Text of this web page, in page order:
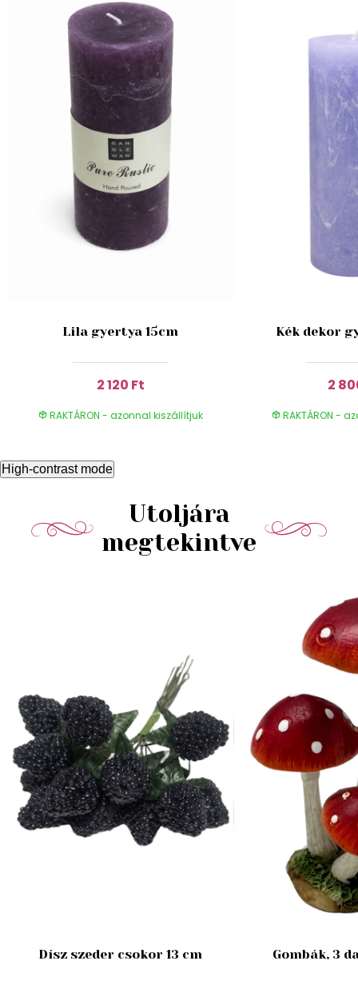
Lila gyertya 15cm
2 120 Ft
RAKTÁRON - azonnal kiszállítjuk
Kék dekor
2
RAKTÁRON -
High-contrast mode
Utoljára
megtekintve
Dísz szeder csokor 13 cm Gombák, 3